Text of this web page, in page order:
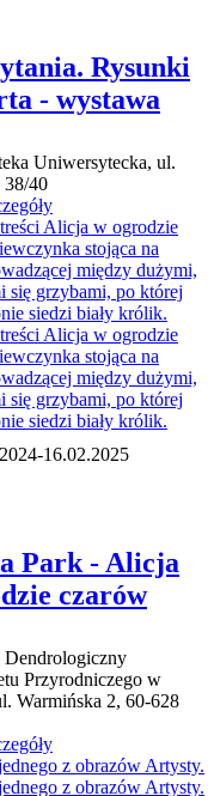
Rysunki
- wystawa
Uniwersytecka, ul.
38/40
16.02.2025
Park - Alicja
czarów
Dendrologiczny
Przyrodniczego w
Warmińska 2, 60-628